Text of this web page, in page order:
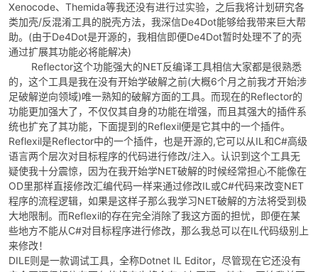
解
Xenocode、Themida等我还没有进行过实验，之后我将计划研究各
类加壳/反混淆工具的脱壳方法，我深信De4Dot能够给我带来巨大帮
助。(由于De4Dot是开源的，我相信即便De4Dot暂时处理不了的壳
通过扩展其功能必将能解决)
Reflector这个功能强大的NET反编译工具相信大家都是很熟悉
的，这个工具是我在没有开始学破解之前(大概6个月之前我才开始涉
足破解逆向领域)唯一熟知的破解方面的工具。而现在的Reflector的
功能更加强大了，不仅仅其自身的功能在增强，而且其强大的插件系
统也扩充了其功能，下面提到的Reflexil便是它其中的一个插件。
Reflexil是Reflector中的一个插件，也是开源的,它可以从IL和C#高级
语言两个层次对目标程序的代码进行修改/注入。认识到这个工具无
疑使我十分震惊，因为在我开始学NET破解的时候经常担心不能像在
OD里那样直接修改汇编代码一样来通过修改IL或C#代码来改变NET
程序的流程逻辑，如果是这样子那么我学习NET破解的方法将受到极
大地限制。而Reflexil的存在完全消除了我这方面的担忧，即便在某
些地方不能从C#对目标程序进行修改，那么我总可以在IL代码级别上
来修改！
DILE则是一款调试工具，全称Dotnet IL Editor，尽管现在它还没有